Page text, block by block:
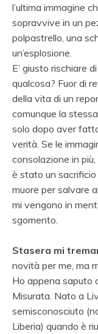
l’ultima immagine
sopravvive in un
polpastrello, una
un’esplosione.
E’ giusto rischiare
qualcosa? Fuor di
della vita di un
comunque la
solo dopo aver
verità. Se le
consolazione in
è stato un sacrificio
muore per salvare
mi vengono in
sgomento.
Stasera mi
novità per me, ma
Ho appena saputo
Misurata. Nato a
semisconosciuto
Liberia) quando è